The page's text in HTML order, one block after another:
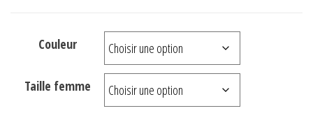
Couleur
Taille femme